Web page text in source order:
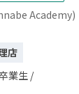
Academy)
店
業生 /